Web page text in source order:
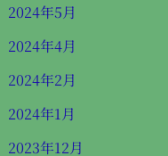
2024年5月
2024年4月
2024年2月
2024年1月
2023年12月